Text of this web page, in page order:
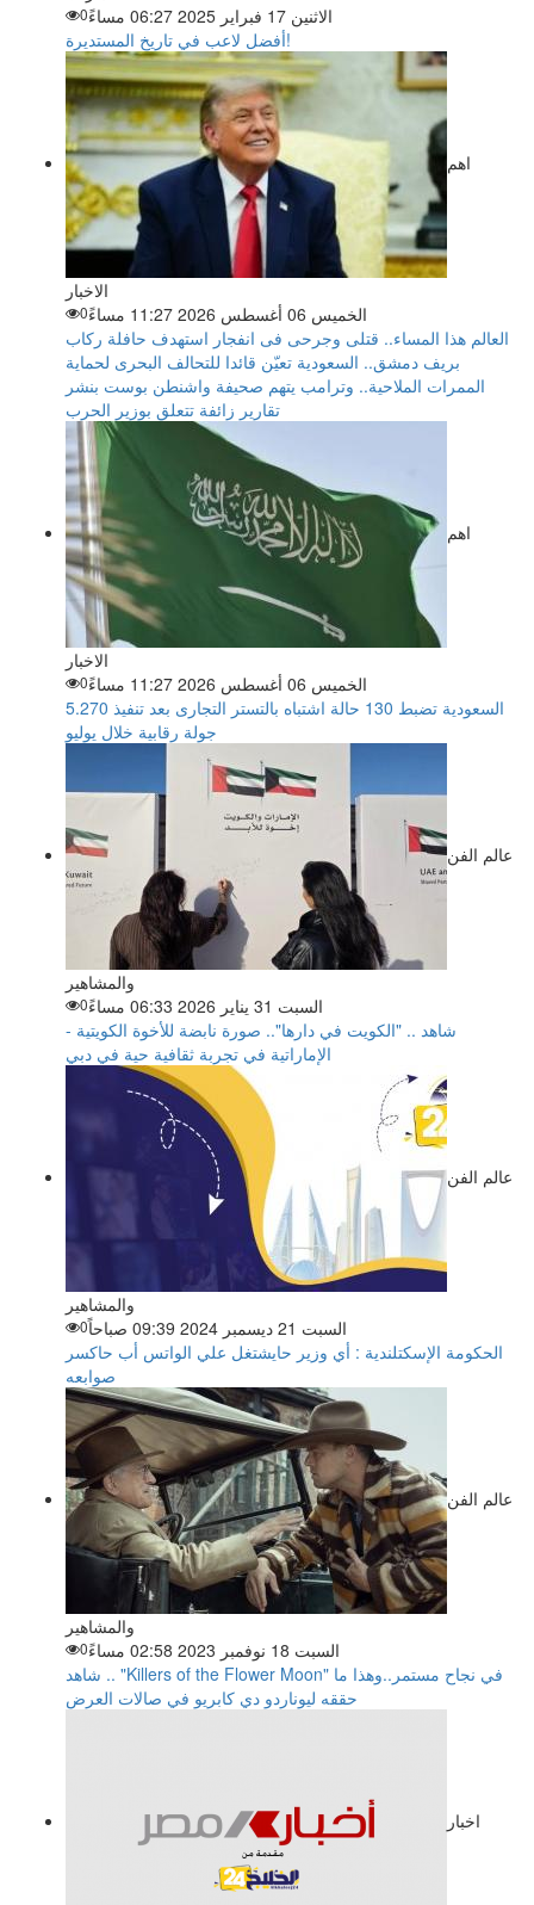
الاثنين 17 فبراير 2025 06:27 مساءً
0
أفضل لاعب في تاريخ المستديرة!
اهم
الاخبار
الخميس 06 أغسطس 2026 11:27 مساءً
0
العالم هذا المساء.. قتلى وجرحى فى انفجار استهدف حافلة ركاب
بريف دمشق.. السعودية تعيّن قائدا للتحالف البحرى لحماية
الممرات الملاحية.. وترامب يتهم صحيفة واشنطن بوست بنشر
تقارير زائفة تتعلق بوزير الحرب
اهم
الاخبار
الخميس 06 أغسطس 2026 11:27 مساءً
0
السعودية تضبط 130 حالة اشتباه بالتستر التجارى بعد تنفيذ 5.270
جولة رقابية خلال يوليو
عالم الفن
والمشاهير
السبت 31 يناير 2026 06:33 مساءً
0
شاهد .. "الكويت في دارها".. صورة نابضة للأخوة الكويتية -
الإماراتية في تجربة ثقافية حية في دبي
عالم الفن
والمشاهير
السبت 21 ديسمبر 2024 09:39 صباحاً
0
الحكومة الإسكتلندية : أي وزير حايشتغل علي الواتس أب حاكسر
صوابعه
عالم الفن
والمشاهير
السبت 18 نوفمبر 2023 02:58 مساءً
0
شاهد .. "Killers of the Flower Moon" في نجاح مستمر..وهذا ما
حققه ليوناردو دي كابريو في صالات العرض
اخبار